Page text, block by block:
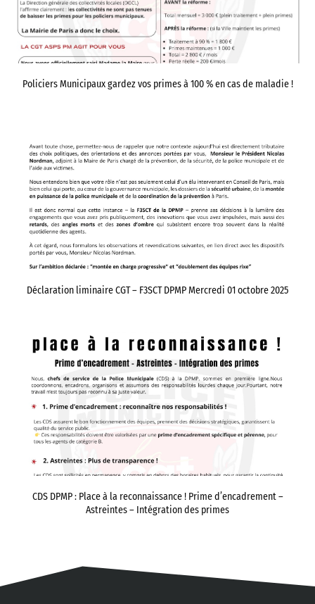
Policiers Municipaux gardez vos primes à 100 % en cas de maladie !
Déclaration liminaire CGT – F3SCT DPMP Mercredi 01 octobre 2025
CDS DPMP : Place à la reconnaissance ! Prime d’encadrement –
Astreintes – Intégration des primes